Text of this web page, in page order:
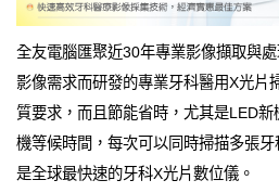
全友電腦匯聚近30年專業影像擷取與
影像需求而研發的專業牙科醫用X光片
質要求，而且節能省時，尤其是LED
機等候時間，每次可以同時掃描多張牙
是全球最快速的牙科X光片數位儀。